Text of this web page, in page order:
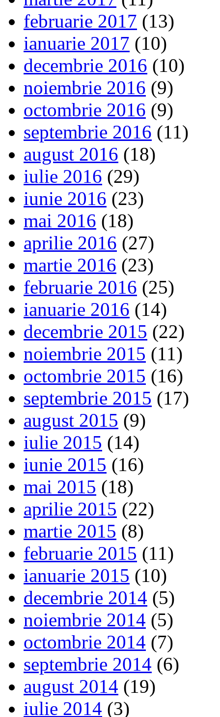
februarie 2017 (13)
ianuarie 2017 (10)
decembrie 2016 (10)
noiembrie 2016 (9)
octombrie 2016 (9)
septembrie 2016 (11)
august 2016 (18)
iulie 2016 (29)
iunie 2016 (23)
mai 2016 (18)
aprilie 2016 (27)
martie 2016 (23)
februarie 2016 (25)
ianuarie 2016 (14)
decembrie 2015 (22)
noiembrie 2015 (11)
octombrie 2015 (16)
septembrie 2015 (17)
august 2015 (9)
iulie 2015 (14)
iunie 2015 (16)
mai 2015 (18)
aprilie 2015 (22)
martie 2015 (8)
februarie 2015 (11)
ianuarie 2015 (10)
decembrie 2014 (5)
noiembrie 2014 (5)
octombrie 2014 (7)
septembrie 2014 (6)
august 2014 (19)
iulie 2014 (3)